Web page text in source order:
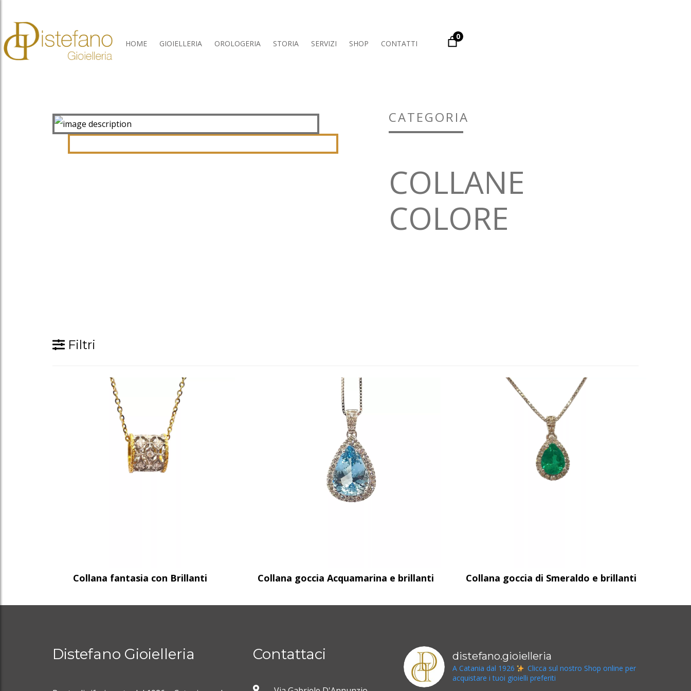
HOME GIOIELLERIA OROLOGERIA STORIA SERVIZI SHOP CONTATTI
0
CATEGORIA
COLLANE
COLORE
Filtri
Collana fantasia con Brillanti Collana goccia Acquamarina e brillanti Collana goccia di Smeraldo e brillanti
Distefano Gioielleria Contattaci distefano.gioielleria
A Catania dal 1926
Clicca sul nostro Shop online per
acquistare i tuoi gioielli preferiti